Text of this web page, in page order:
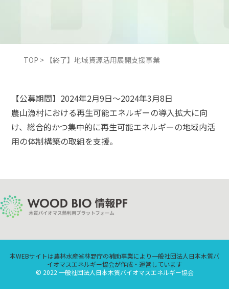
TOP > 【終了】地域資源活用展開支援事業
【公募期間】2024年2月9日～2024年3月8日
農山漁村における再生可能エネルギーの導入拡大に向
け、総合的かつ集中的に再生可能エネルギーの地域内活
用の体制構築の取組を支援。
本WEBサイトは農林水産省林野庁の補助事業により一般社団法人日本木質バ
イオマスエネルギー協会が作成・運営しています
© 2022 一般社団法人日本木質バイオマスエネルギー協会